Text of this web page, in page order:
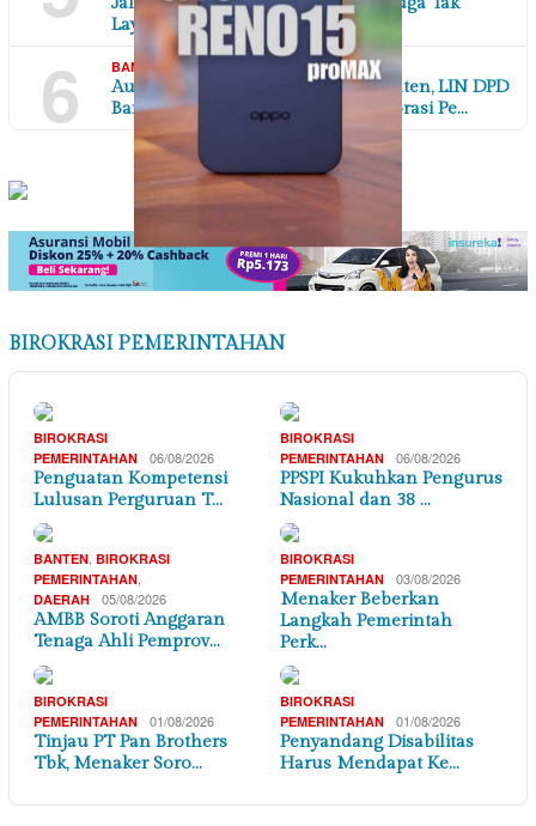
Laya…
6 BANTEN ,DAERAH
Audiensi Bersama Disperindag Banten, LIN DPD
Banten Perkuat Sinergi dan Kolaborasi Pe…
BIROKRASI PEMERINTAHAN
BIROKRASI
PEMERINTAHAN
06/08/2026
Penguatan Kompetensi
Lulusan Perguruan T…
BIROKRASI
PEMERINTAHAN
06/08/2026
PPSPI Kukuhkan Pengurus
Nasional dan 38 …
BANTEN BIROKRASI
PEMERINTAHAN
DAERAH 05/08/2026
AMBB Soroti Anggaran
Tenaga Ahli Pemprov…
BIROKRASI
PEMERINTAHAN
03/08/2026
Menaker Beberkan
Langkah Pemerintah
Perk…
BIROKRASI
PEMERINTAHAN
01/08/2026
Tinjau PT Pan Brothers
Tbk, Menaker Soro…
BIROKRASI
PEMERINTAHAN
01/08/2026
Penyandang Disabilitas
Harus Mendapat Ke…